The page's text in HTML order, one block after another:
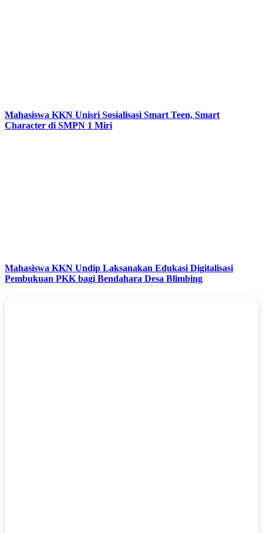
Mahasiswa KKN Unisri Sosialisasi Smart Teen, Smart
Character di SMPN 1 Miri
Mahasiswa KKN Undip Laksanakan Edukasi Digitalisasi
Pembukuan PKK bagi Bendahara Desa Blimbing